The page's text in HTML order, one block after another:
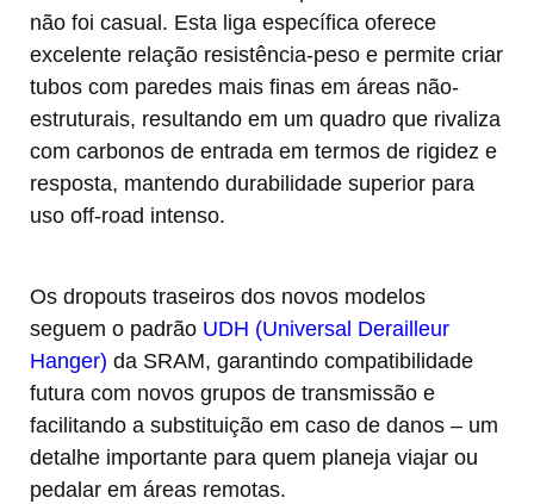
não foi casual. Esta liga específica oferece
excelente relação resistência-peso e permite criar
tubos com paredes mais finas em áreas não-
estruturais, resultando em um quadro que rivaliza
com carbonos de entrada em termos de rigidez e
resposta, mantendo durabilidade superior para
uso off-road intenso.
Os dropouts traseiros dos novos modelos
seguem o padrão UDH (Universal Derailleur
Hanger) da SRAM, garantindo compatibilidade
futura com novos grupos de transmissão e
facilitando a substituição em caso de danos – um
detalhe importante para quem planeja viajar ou
pedalar em áreas remotas.